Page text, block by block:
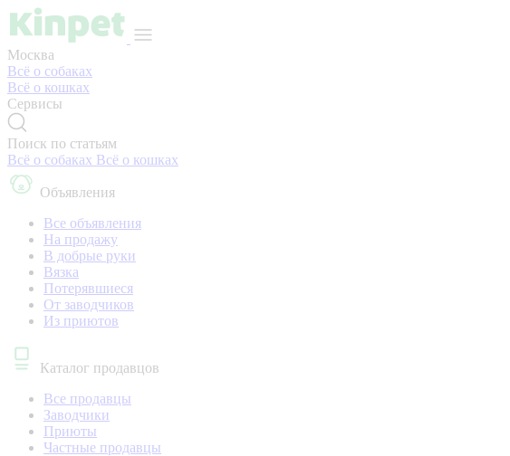
Москва
Всё о собаках
Всё о кошках
Сервисы
Поиск по статьям
Всё о собаках Всё о кошках
Объявления
Все объявления
На продажу
В добрые руки
Вязка
Потерявшиеся
От заводчиков
Из приютов
Каталог продавцов
Все продавцы
Заводчики
Приюты
Частные продавцы